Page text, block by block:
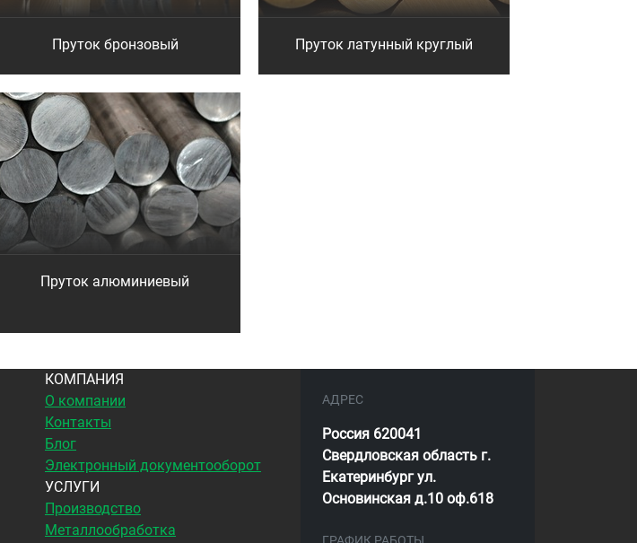
Пруток бронзовый Пруток латунный круглый
Пруток алюминиевый
КОМПАНИЯ
О компании
Контакты
Блог
Электронный документооборот
УСЛУГИ
Производство
Металлообработка
АДРЕС
Россия 620041
Свердловская область г.
Екатеринбург ул.
Основинская д.10 оф.618